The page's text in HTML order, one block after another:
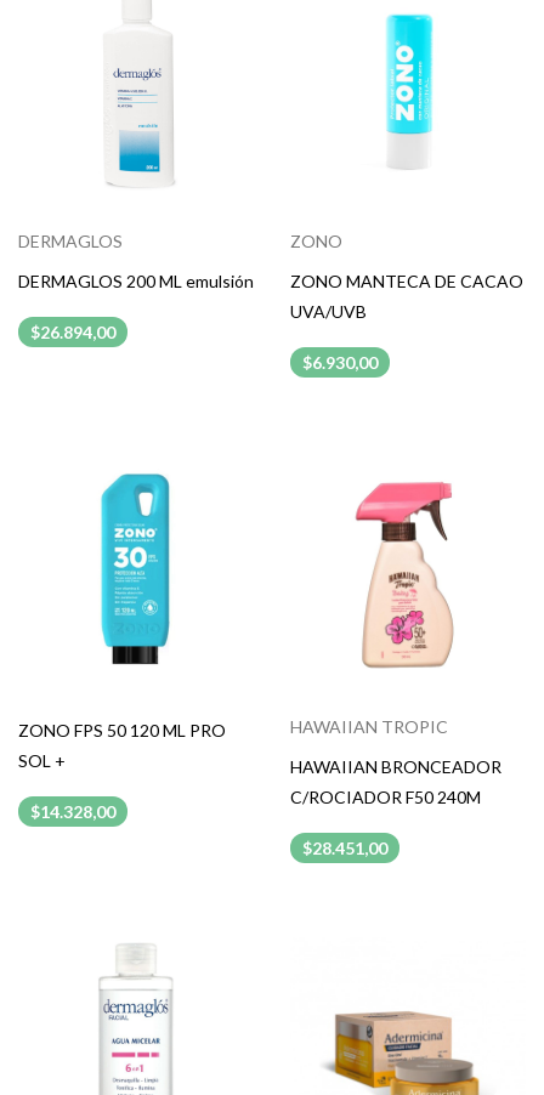
DERMAGLOS
DERMAGLOS 200 ML emulsión
$26.894,00
ZONO
ZONO MANTECA DE CACAO
UVA/UVB
$6.930,00
ZONO FPS 50 120 ML PRO
SOL +
$14.328,00
HAWAIIAN TROPIC
HAWAIIAN BRONCEADOR
C/ROCIADOR F50 240M
$28.451,00